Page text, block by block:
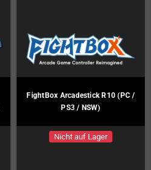
FightBox Arcadestick R10 (PC /
PS3 / NSW)
Nicht auf Lager